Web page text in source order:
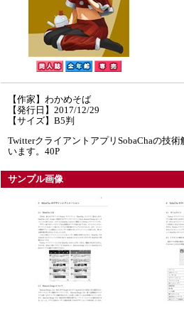
【作家】わかめそば
【発行日】2017/12/29
【サイズ】B5判
TwitterクライアントアプリSobaChaの技
います。40P
サンプル画像